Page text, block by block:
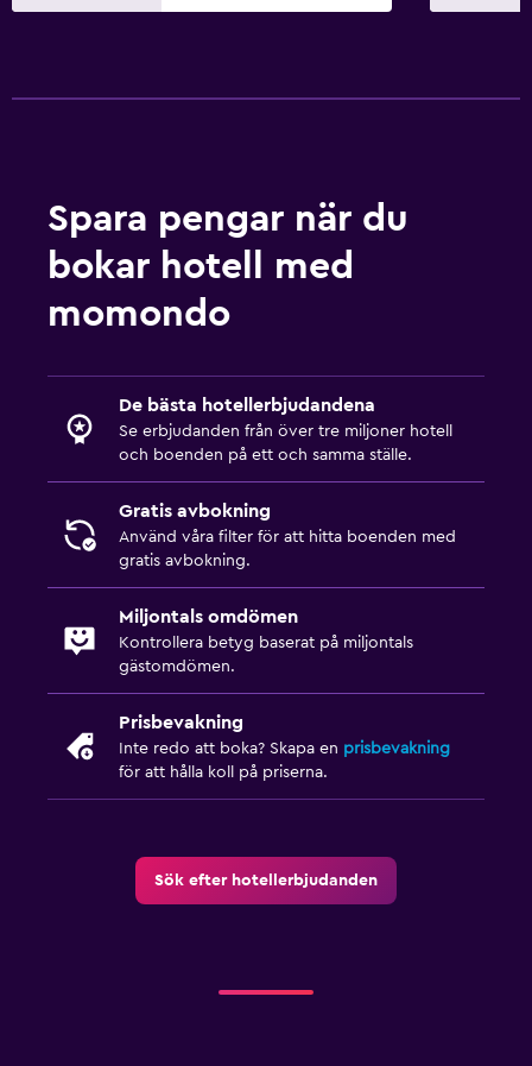
Spara pengar när du
bokar hotell med
momondo
De bästa hotellerbjudandena
Se erbjudanden från över tre miljoner hotell
och boenden på ett och samma ställe.
Gratis avbokning
Använd våra filter för att hitta boenden med
gratis avbokning.
Miljontals omdömen
Kontrollera betyg baserat på miljontals
gästomdömen.
Prisbevakning
Inte redo att boka? Skapa en prisbevakning
för att hålla koll på priserna.
Sök efter hotellerbjudanden